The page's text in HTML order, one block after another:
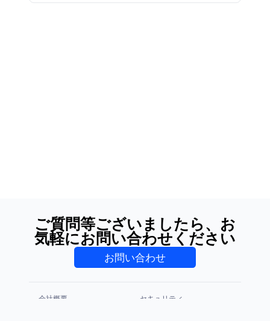
ご質問等ございましたら、お
気軽にお問い合わせください
お問い合わせ
会社概要
セキュリティ